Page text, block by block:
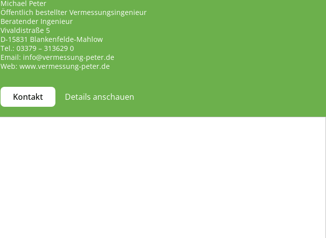
Michael Peter
Öffentlich bestellter Vermessungsingenieur
Beratender Ingenieur
Vivaldistraße 5
D-15831 Blankenfelde-Mahlow
Tel.: 03379 – 313629 0
Email: info@vermessung-peter.de
Web: www.vermessung-peter.de
Kontakt Details anschauen